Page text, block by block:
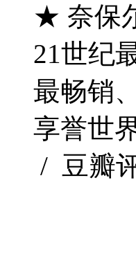
★ 奈保
21世纪
最畅销
享誉世
/ 豆瓣